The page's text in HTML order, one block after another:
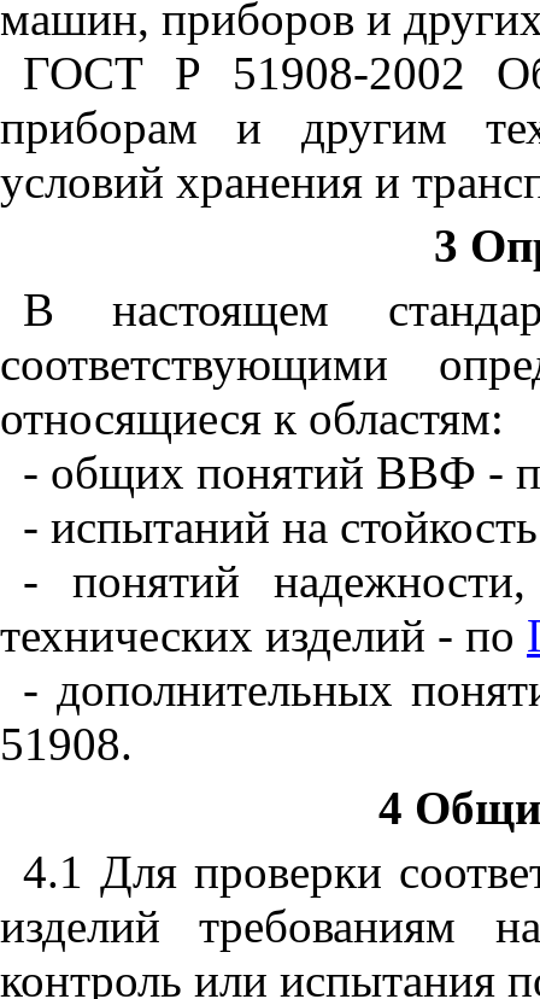
машин, приборов и
ГОСТ Р 51908-2002
приборам и другим
условий хранения и
3
В настоящем
соответствующими
относящиеся к областям:
- общих понятий ВВФ -
- испытаний на
- понятий
технических изделий - по
- дополнительных
51908.
4
4.1 Для проверки
изделий требованиям
контроль или испытания